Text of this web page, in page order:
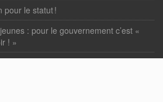
pour le statut !
: pour le gouvernement c’est «
! »